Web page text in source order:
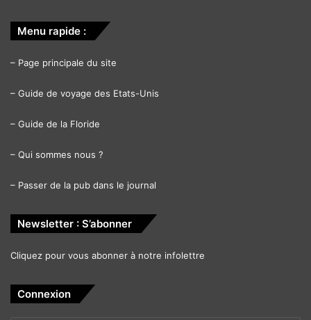
Menu rapide :
– Page principale du site
– Guide de voyage des Etats-Unis
– Guide de la Floride
– Qui sommes nous ?
– Passer de la pub dans le journal
Newsletter : S’abonner
Cliquez pour vous abonner à notre infolettre
Connexion